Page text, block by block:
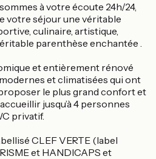
à votre écoute 24h/24,
votre séjour une véritable
culinaire, artistique,
parenthèse enchantée .
et entièrement rénové
et climatisées qui ont
le plus grand confort et
jusqu’à 4 personnes
privatif.
CLEF VERTE (label
et HANDICAPS et